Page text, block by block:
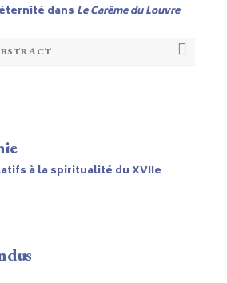
dans Le Carême du Louvre
à la spiritualité du XVIIe